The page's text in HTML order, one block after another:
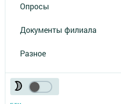
Опросы
Документы филиала
Разное